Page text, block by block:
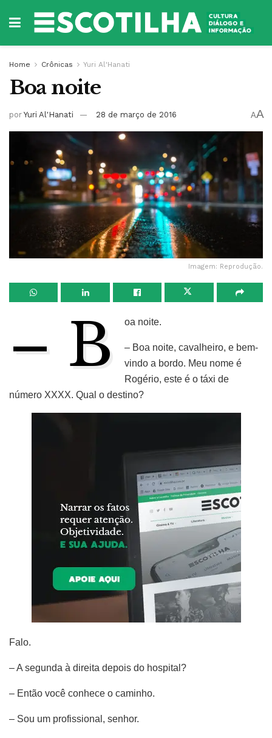
Home Crônicas Yuri Al'Hanati
Boa noite
por Yuri Al'Hanati 28 de março de 2016 AA
Imagem: Reprodução.
– B oa noite.
– Boa noite, cavalheiro, e bem-
vindo a bordo. Meu nome é
Rogério, este é o táxi de
número XXXX. Qual o destino?
Falo.
– A segunda à direita depois do hospital?
– Então você conhece o caminho.
– Sou um profissional, senhor.